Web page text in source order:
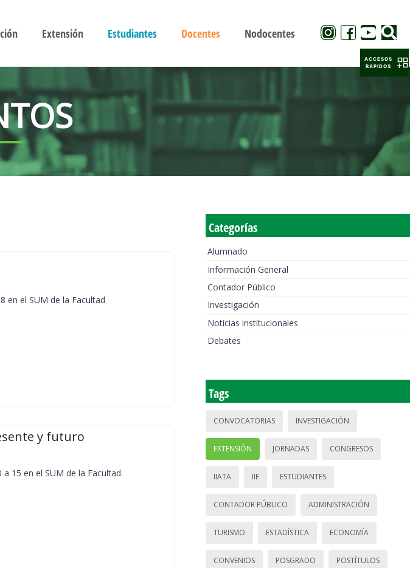
Extensión Estudiantes Docentes Nodocentes
en el SUM de la Facultad
y futuro
15 en el SUM de la Facultad.
Categorías
Alumnado
Información General
Contador Público
Investigación
Noticias institucionales
Debates
Tags
CONVOCATORIAS INVESTIGACIÓN
EXTENSIÓN JORNADAS CONGRESOS
IIATA IIE ESTUDIANTES
CONTADOR PÚBLICO ADMINISTRACIÓN
TURISMO ESTADÍSTICA ECONOMÍA
CONVENIOS POSGRADO POSTÍTULOS
ACCESOS
RAPIDOS